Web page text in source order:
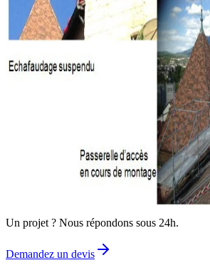
Article précédent
EVEREST ECHAFAUDAGES A 10 ANS
LA PAROLE EST À NOS ÉQUIPES
à nous soumettre ?
Un projet ? Nous répondons sous 24h.
Demandez un devis